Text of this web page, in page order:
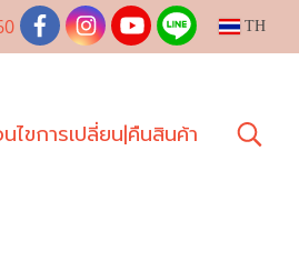
TH
นไขการเปลี่ยน|คืนสินค้า